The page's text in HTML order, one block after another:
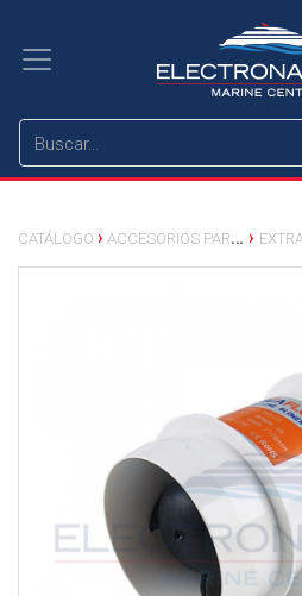
CATÁLOGO ACCESORIOS PARA EMBARCACIONES